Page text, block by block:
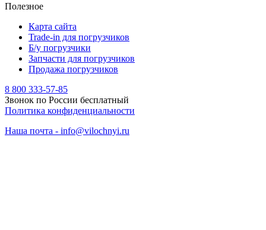
Полезное
Карта сайта
Trade-in для погрузчиков
Б/у погрузчики
Запчасти для погрузчиков
Продажа погрузчиков
8 800 333-57-85
Звонок по России бесплатный
Политика конфиденциальности
Наша почта - info@vilochnyi.ru